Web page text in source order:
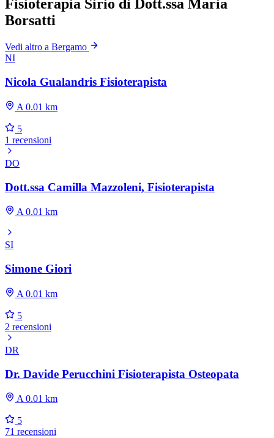
Fisioterapia Sirio di Dott.ssa Maria
Borsatti
Vedi altro a Bergamo
NI
Nicola Gualandris Fisioterapista
A 0.01 km
5
1 recensioni
DO
Dott.ssa Camilla Mazzoleni, Fisioterapista
A 0.01 km
SI
Simone Giori
A 0.01 km
5
2 recensioni
DR
Dr. Davide Perucchini Fisioterapista Osteopata
A 0.01 km
5
71 recensioni